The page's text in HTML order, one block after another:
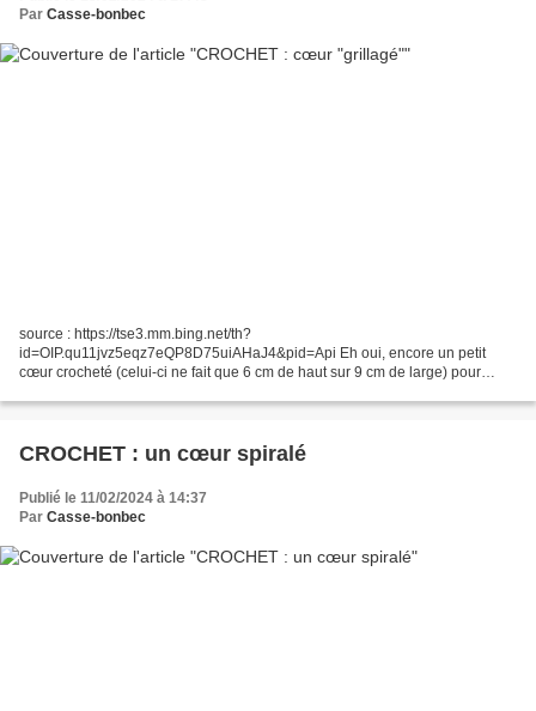
Par Casse-bonbec
source : https://tse3.mm.bing.net/th?
id=OIP.qu11jvz5eqz7eQP8D75uiAHaJ4&pid=Api Eh oui, encore un petit
cœur crocheté (celui-ci ne fait que 6 cm de haut sur 9 cm de large) pour
Cœur...
CROCHET : un cœur spiralé
Publié le 11/02/2024 à 14:37
Par Casse-bonbec